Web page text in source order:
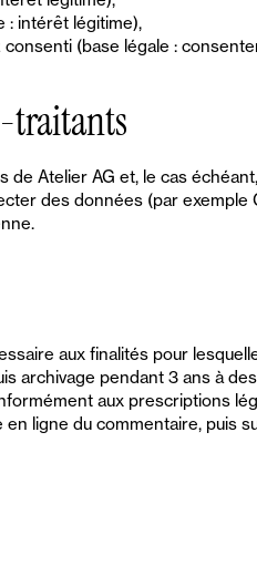
: intérêt légitime),
(base légale :
traitants
Atelier AG et, le cas
des données (par
aux finalités pour
archivage pendant 3 ans à
aux prescriptions
ligne du commentaire, puis